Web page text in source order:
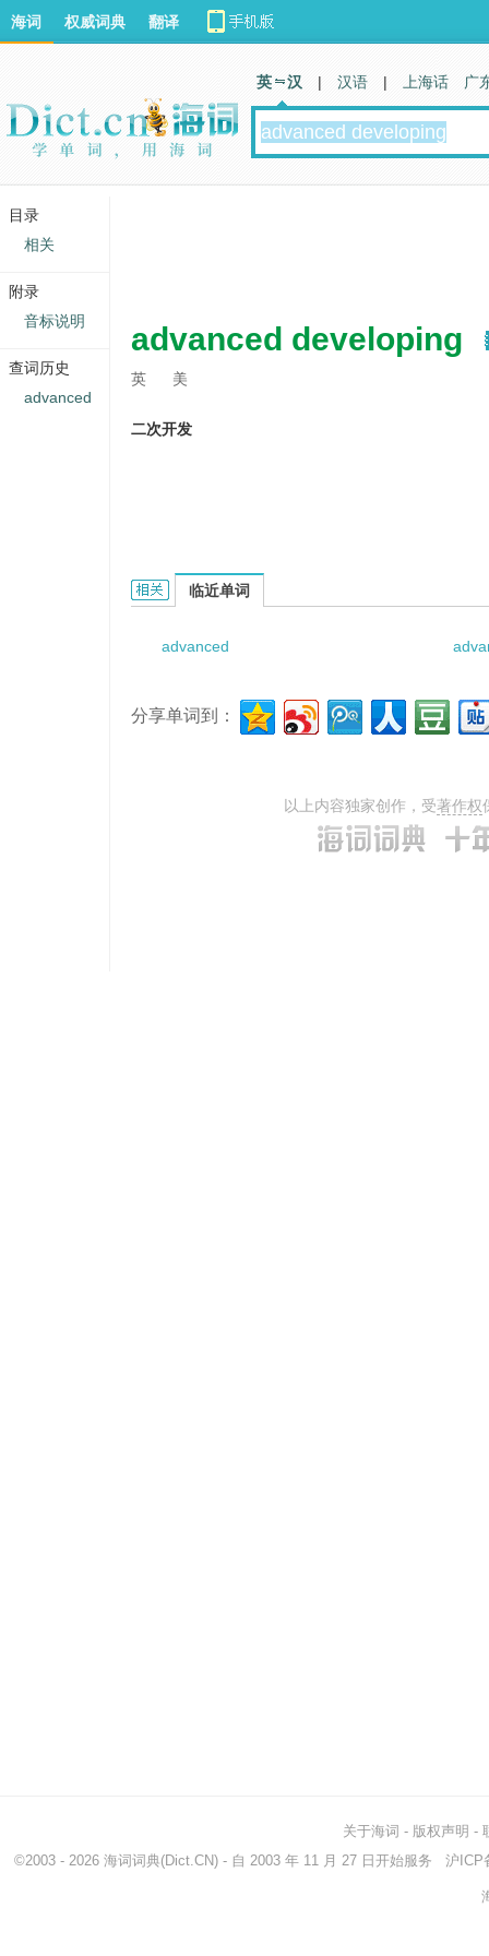
advanced developing
英 美
二次开发
advanced developing的相关资料：
临近单词
advanced
分享单词到：
以上内容独家创作，受著作权
海词 权威词典 翻译
英 汉 | 汉语 | 上海话 广
关于海词 - 版权声明 -
©2003 - 2026 海词词典(Dict.CN) - 自 2003 年 11 月 27 日开始服务 沪ICP
目录
相关
附录
音标说明
查词历史
advanced